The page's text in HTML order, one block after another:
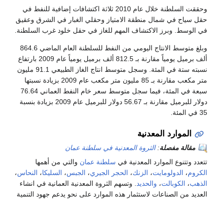
وحققت السلطنة خلال عام 2010 ثلاثة اكتشافات إضافية للنفط في
حقل سياح في شمال منطقة الامتياز وحقلي الغبار في الشرق وعقيق
في الوسط. وبرز الاكتشاف المهم للغاز في حقل خلود غرب السلطنة.
وبلغ متوسط الانتاج اليومي من النفط للسلطنة العام الماضي 864.6
ألف برميل يومياً مقارنة بـ 812.5 ألف برميل يومياً عام 2009 بارتفاع
نسبته ستة في المئة. وسجل متوسط انتاج الغاز الطبيعي 91.1 مليون
متر مكعب مقارنة بـ 85 مليون متر مكعب عام 2009 بزيادة نسبتها
سبعة في المئة، فيما سجل متوسط سعر خام النفط العماني 76.64
دولار للبرميل مقارنة بـ 56.67 دولار للبرميل عام 2009 بزيادة بنسبة
35 في المئة.
الموارد المعدنية
مقالة مفصلة:الثروة المعدنية في سلطنة عمان
تتعدد وتتنوع الموارد المعدنية في سلطنة عمان والتي من أهمها
الكروم، الدولومايت، الزنك، الحجر الجيري، الجبس، السليكا، النحاس،
الذهب، الكوبالت، والحديد
. وتسهم الثروة المعدنية العمانية في انشاء
العديد من الصناعات لاستثمار هذه الموارد على نحو يدعم جهود التنمية